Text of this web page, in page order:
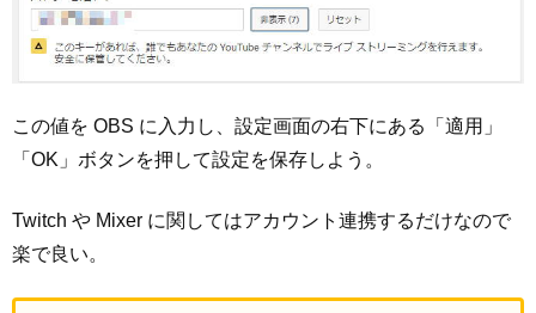
この値を OBS に入力し、設定画面の右下にある「適用」
「OK」ボタンを押して設定を保存しよう。
Twitch や Mixer に関してはアカウント連携するだけなので
楽で良い。